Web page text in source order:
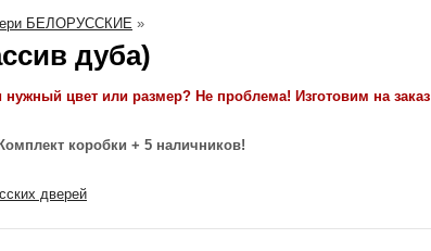
БЕЛОРУССКИЕ »
дуба)
цвет или размер? Не проблема! Изготовим на заказ
коробки + 5 наличников!
дверей